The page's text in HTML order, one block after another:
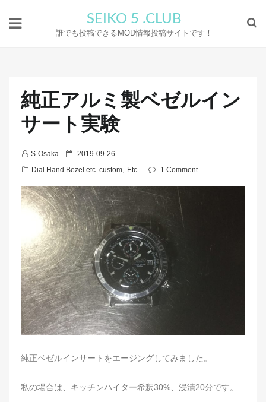
SEIKO 5 .CLUB
誰でも投稿できるMOD情報投稿サイトです！
純正アルミ製ベゼルイン
サート実験
S-Osaka
P
o
t
e
d
o
n
2019-09-26
Dial Hand Bezel etc. custom, Etc. 1 Comment
純正ベゼルインサートをエージングしてみました。
私の場合は、キッチンハイター希釈30%、浸漬20分です。